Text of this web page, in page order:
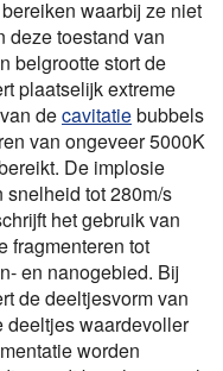
waarbij ze niet
deze toestand van
belgrootte stort de
plaatselijk extreme
decavitatiebubbels
van ongeveer 5000K
De implosie
snelheid tot 280m/s
het gebruik van
fragmenteren tot
en nanogebied. Bij
de deeltjesvorm van
deeltjes waardevoller
worden